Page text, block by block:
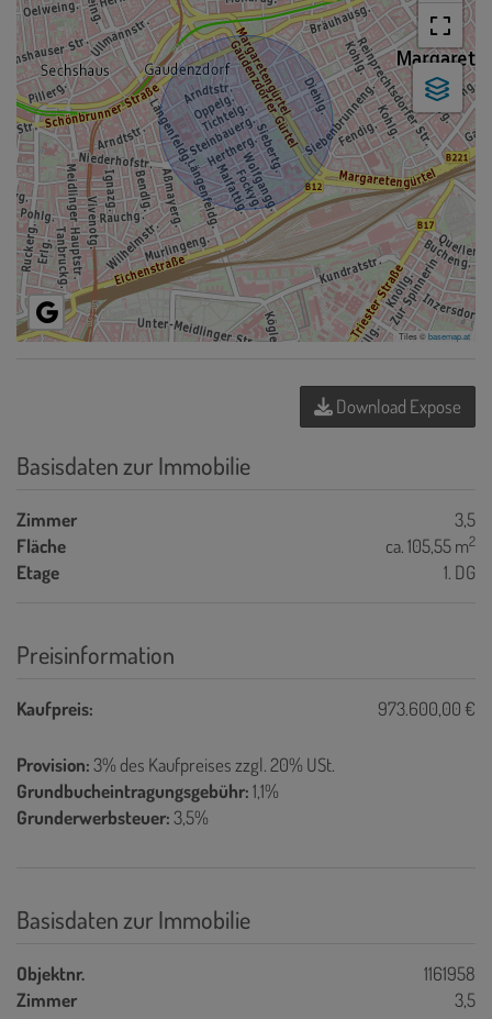
Tiles ©basemap.at
Download Expose
Basisdaten zur Immobilie
Zimmer
3,5
Fläche
ca. 105,55 m2
Etage 1. DG
Preisinformation
Kaufpreis: 973.600,00 €
Provision:3% des Kaufpreises zzgl. 20% USt.
Grundbucheintragungsgebühr:1,1%
Grunderwerbsteuer:3,5%
Basisdaten zur Immobilie
Objektnr.
1161958
Zimmer
3,5